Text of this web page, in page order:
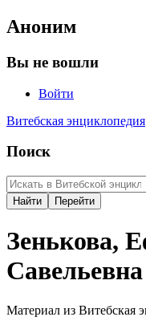
Аноним
Вы не вошли
Войти
Витебская энциклопедия
Поиск
Зенькова,
Савельевна
Материал из Витебская